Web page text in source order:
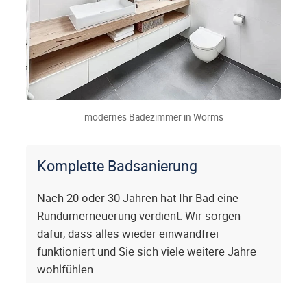
modernes Badezimmer in Worms
Komplette Badsanierung
Nach 20 oder 30 Jahren hat Ihr Bad eine
Rundumerneuerung verdient. Wir sorgen
dafür, dass alles wieder einwandfrei
funktioniert und Sie sich viele weitere Jahre
wohlfühlen.